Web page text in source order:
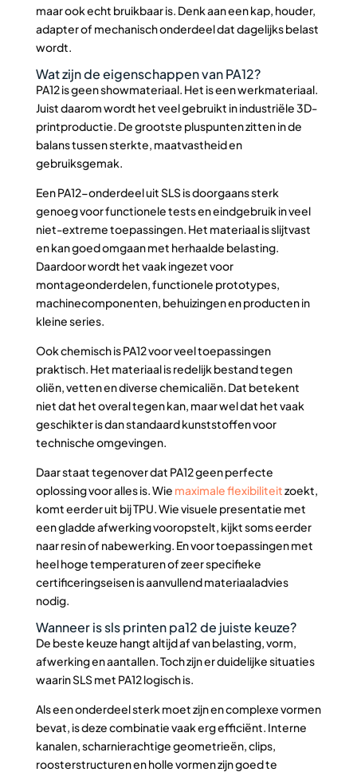
maar ook echt bruikbaar is. Denk aan een kap, houder,
adapter of mechanisch onderdeel dat dagelijks belast
wordt.
Wat zijn de eigenschappen van PA12?
PA12 is geen showmateriaal. Het is een werkmateriaal.
Juist daarom wordt het veel gebruikt in industriële 3D-
printproductie. De grootste pluspunten zitten in de
balans tussen sterkte, maatvastheid en
gebruiksgemak.
Een PA12-onderdeel uit SLS is doorgaans sterk
genoeg voor functionele tests en eindgebruik in veel
niet-extreme toepassingen. Het materiaal is slijtvast
en kan goed omgaan met herhaalde belasting.
Daardoor wordt het vaak ingezet voor
montageonderdelen, functionele prototypes,
machinecomponenten, behuizingen en producten in
kleine series.
Ook chemisch is PA12 voor veel toepassingen
praktisch. Het materiaal is redelijk bestand tegen
oliën, vetten en diverse chemicaliën. Dat betekent
niet dat het overal tegen kan, maar wel dat het vaak
geschikter is dan standaard kunststoffen voor
technische omgevingen.
Daar staat tegenover dat PA12 geen perfecte
oplossing voor alles is. Wie maximale flexibiliteitzoekt,
komt eerder uit bij TPU. Wie visuele presentatie met
een gladde afwerking vooropstelt, kijkt soms eerder
naar resin of nabewerking. En voor toepassingen met
heel hoge temperaturen of zeer specifieke
certificeringseisen is aanvullend materiaaladvies
nodig.
Wanneer is sls printen pa12 de juiste keuze?
De beste keuze hangt altijd af van belasting, vorm,
afwerking en aantallen. Toch zijn er duidelijke situaties
waarin SLS met PA12 logisch is.
Als een onderdeel sterk moet zijn en complexe vormen
bevat, is deze combinatie vaak erg efficiënt. Interne
kanalen, scharnierachtige geometrieën, clips,
roosterstructuren en holle vormen zijn goed te